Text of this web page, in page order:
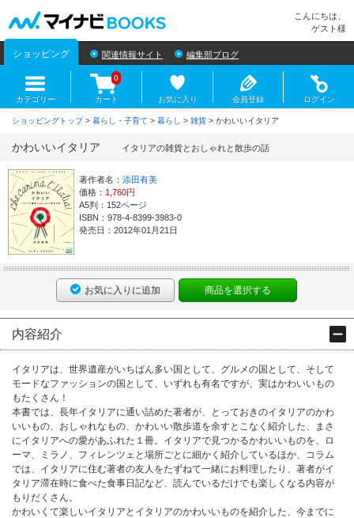
こんにちは、
ゲスト様
ショッピング 関連情報サイト 編集部ブログ
カテゴリー カート
0
お気に入り 会員登録 ログイン
ショッピングトップ> 暮らし・子育て > 暮らし > 雑貨 > かわいいイタリア
かわいいイタリア イタリアの雑貨とおしゃれと散歩の話
著作者名： 添田有美
価格： 1,760円
A5判：152ページ
ISBN：978-4-8399-3983-0
発売日：2012年01月21日
お気に入りに追加 商品を選択する
内容紹介
イタリアは、世界遺産がいちばん多い国として、グルメの国として、そして
モードなファッションの国として、いずれも有名ですが、実はかわいいもの
もたくさん！
本書では、長年イタリアに通い詰めた著者が、とっておきのイタリアのかわ
いいもの、おしゃれなもの、かわいい散歩道を余すとこなく紹介した、まさ
にイタリアへの愛があふれた１冊。イタリアで見つかるかわいいものを、ロ
ーマ、ミラノ、フィレンツェと場所ごとに細かく紹介しているほか、コラム
では、イタリアに住む著者の友人をたずねて一緒にお料理したり、著者がイ
タリア滞在時に食べた食事日記など、読んでいるだけでも楽しくなる内容が
もりだくさん。
かわいくて楽しいイタリアとイタリアのかわいいものを紹介した、今までに